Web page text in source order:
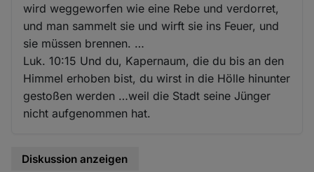
wird weggeworfen wie eine Rebe und verdorret,
und man sammelt sie und wirft sie ins Feuer, und
sie müssen brennen. …
Luk. 10:15 Und du, Kapernaum, die du bis an den
Himmel erhoben bist, du wirst in die Hölle hinunter
gestoßen werden …weil die Stadt seine Jünger
nicht aufgenommen hat.
Diskussion anzeigen